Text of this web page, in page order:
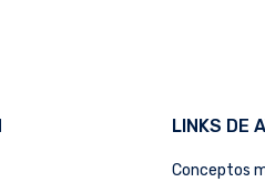
LINKS DE
Conceptos